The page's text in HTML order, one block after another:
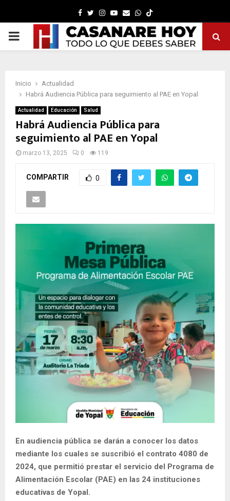
Facebook
TwitterInstagram
Youtube
EmailWhatsapp
PRIMARY
Inicio
Actualidad
Habrá Audiencia Pública para seguimiento al PAE en Yopal
Actualidad Educación Salud
Habrá Audiencia Pública para
seguimiento al PAE en Yopal
marzo 13, 2025 0 119
COMPARTIR 0
En audiencia pública se darán a conocer los datos
mediante los cuales se suscribió el contrato 4080 de
2024, que permitió prestar el servicio del Programa de
Alimentación Escolar (PAE) en las 24 instituciones
educativas de Yopal.